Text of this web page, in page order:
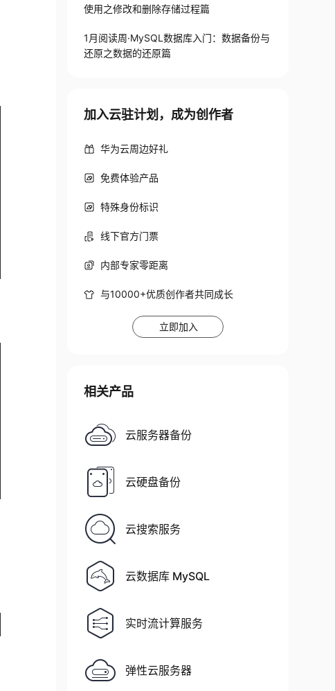
使用之修改和删除存储过程篇
1月阅读周·MySQL数据库入门：数据备份与
还原之数据的还原篇
加入云驻计划，成为创作者
华为云周边好礼
免费体验产品
特殊身份标识
线下官方门票
内部专家零距离
与10000+优质创作者共同成长
立即加入
相关产品
云服务器备份
云硬盘备份
云搜索服务
云数据库 MySQL
实时流计算服务
弹性云服务器